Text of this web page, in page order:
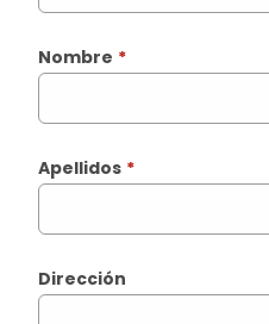
Nombre *
Apellidos *
Dirección